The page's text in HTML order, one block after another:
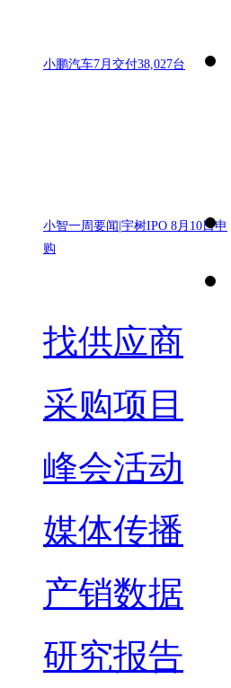
小鹏汽车7月交付38,027台
小智一周要闻|宇树IPO 8月10日申
购
找供应商
采购项目
峰会活动
媒体传播
产销数据
研究报告